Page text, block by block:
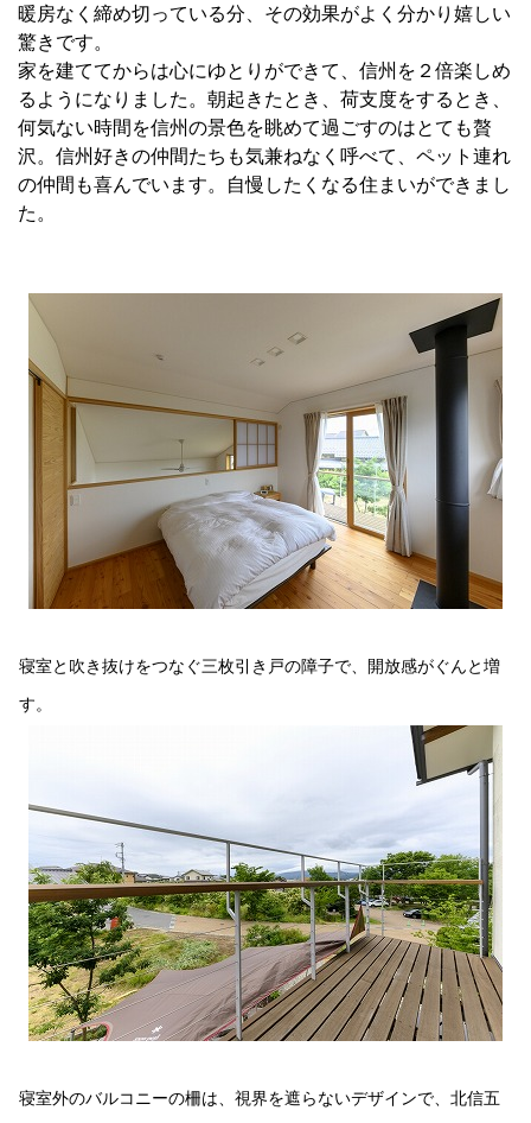
暖房なく締め切っている分、その効果がよく分かり嬉しい
驚きです。
家を建ててからは心にゆとりができて、信州を２倍楽しめ
るようになりました。朝起きたとき、荷支度をするとき、
何気ない時間を信州の景色を眺めて過ごすのはとても贅
沢。信州好きの仲間たちも気兼ねなく呼べて、ペット連れ
の仲間も喜んでいます。自慢したくなる住まいができまし
た。
寝室と吹き抜けをつなぐ三枚引き戸の障子で、開放感がぐんと増
す。
寝室外のバルコニーの柵は、視界を遮らないデザインで、北信五